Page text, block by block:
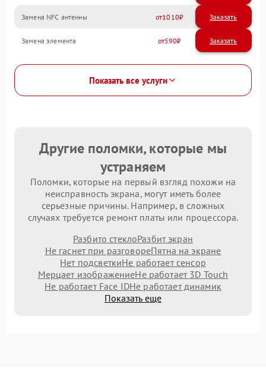
Замена NFC антенны 1010
Замена элемента 590
Показать все услуги
Другие поломки, которые мы
устраняем
Поломки, которые на первый взгляд похожи на
неисправность экрана, могут иметь более
серьезные причины. Например, в сложных
случаях требуется ремонт платы или процессора.
Разбито стеклоРазбит экран
Не гаснет при разговореПятна на экране
Нет подсветкиНе работает сенсор
Мерцает изображениеНе работает 3D Touch
Не работает Face IDНе работает динамик
Показать еще